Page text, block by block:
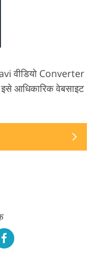
वीडियो Converter
आधिकारिक वेबसाइट